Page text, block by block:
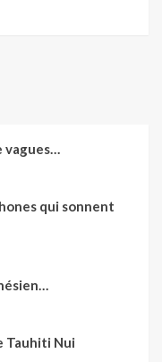
vagues…
qui sonnent
Tauhiti Nui